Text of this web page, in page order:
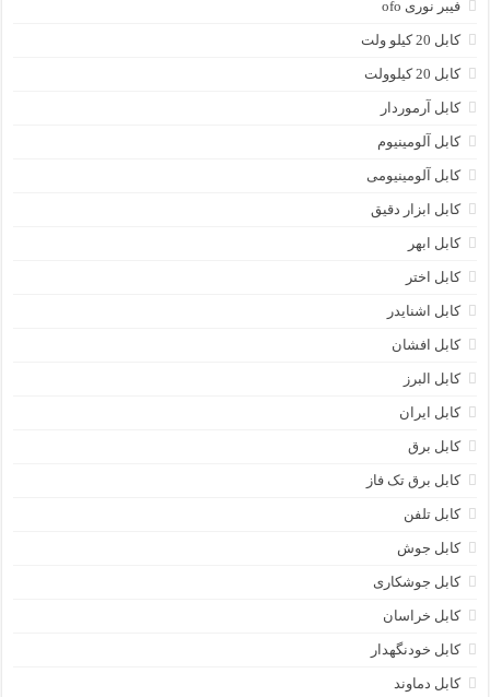
فیبر نوری ofo
کابل 20 کیلو ولت
کابل 20 کیلوولت
کابل آرموردار
کابل آلومینیوم
کابل آلومینیومی
کابل ابزار دقیق
کابل ابهر
کابل اختر
کابل اشنایدر
کابل افشان
کابل البرز
کابل ایران
کابل برق
کابل برق تک فاز
کابل تلفن
کابل جوش
کابل جوشکاری
کابل خراسان
کابل خودنگهدار
کابل دماوند